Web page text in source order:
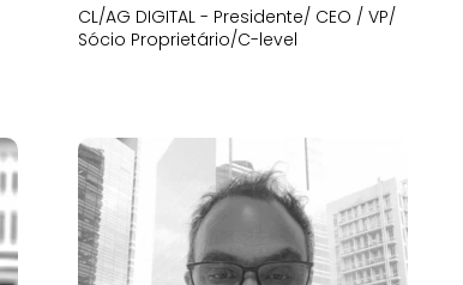
CL/AG DIGITAL - Presidente/ CEO / VP/
Sócio Proprietário/C-level